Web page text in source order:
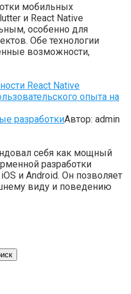
мобильных
и React Native
особенно для
Обе технологии
возможности,
React Native
опыта на
разработкиАвтор: admin
себя как мощный
разработки
и Android. Он позволяет
виду и поведению